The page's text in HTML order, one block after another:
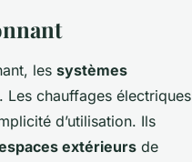
les systèmes
chauffages électriques
d’utilisation. Ils
extérieurs de